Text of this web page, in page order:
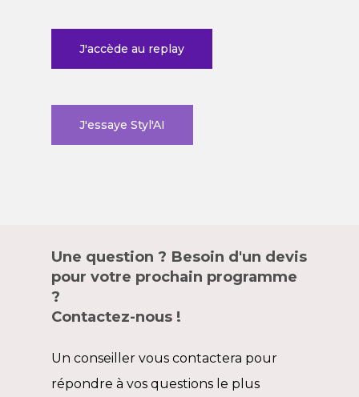
J'accède au replay
J'essaye Styl'AI
Une question ? Besoin d'un devis
pour votre prochain programme
?
Contactez-nous !
Un conseiller vous contactera pour
répondre à vos questions le plus